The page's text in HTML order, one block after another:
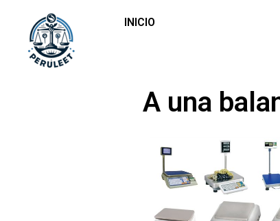
INICIO
A una